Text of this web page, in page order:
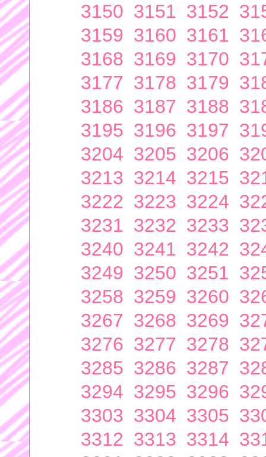
3150 3151 3152
3159 3160 3161
3168 3169 3170
3177 3178 3179
3186 3187 3188
3195 3196 3197
3204 3205 3206
3213 3214 3215
3222 3223 3224
3231 3232 3233
3240 3241 3242
3249 3250 3251
3258 3259 3260
3267 3268 3269
3276 3277 3278
3285 3286 3287
3294 3295 3296
3303 3304 3305
3312 3313 3314